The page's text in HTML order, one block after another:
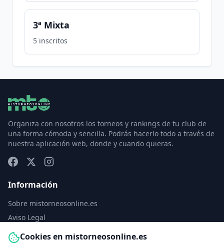
Cookies en mistorneosonline.es
3ª Mixta
5 inscritos
Organiza con nosotros los torneos y rankings de tu club de
una forma cómoda y sencilla. Podrás hacerlo todo a través de
nuestra aplicación web, donde y cuando quieras.
Información
Sobre mistorneosonline.es
Aviso Legal
Política de Privacidad